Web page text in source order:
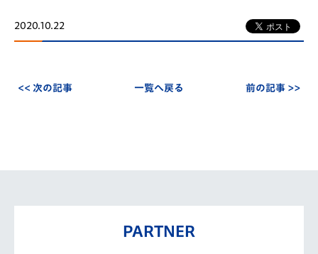
2020.10.22
<< 次の記事 一覧へ戻る 前の記事 >>
PARTNER